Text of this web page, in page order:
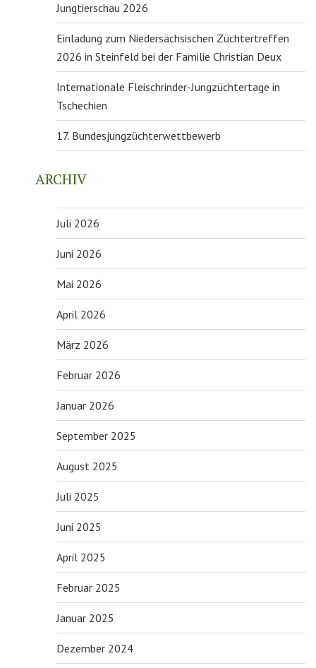
Jungtierschau 2026
Einladung zum Niedersächsischen Züchtertreffen
2026 in Steinfeld bei der Familie Christian Deux
Internationale Fleischrinder-Jungzüchtertage in
Tschechien
17. Bundesjungzüchterwettbewerb
ARCHIV
Juli 2026
Juni 2026
Mai 2026
April 2026
März 2026
Februar 2026
Januar 2026
September 2025
August 2025
Juli 2025
Juni 2025
April 2025
Februar 2025
Januar 2025
Dezember 2024